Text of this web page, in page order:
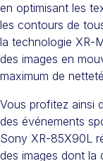
en optimisant les
les contours de
la technologie XR-
des images en
maximum de
Vous profitez ainsi
des événements
Sony XR-85X90L
des images dont la